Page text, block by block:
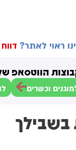
ראוי לאתר?
הווטסאפ
וכשרים